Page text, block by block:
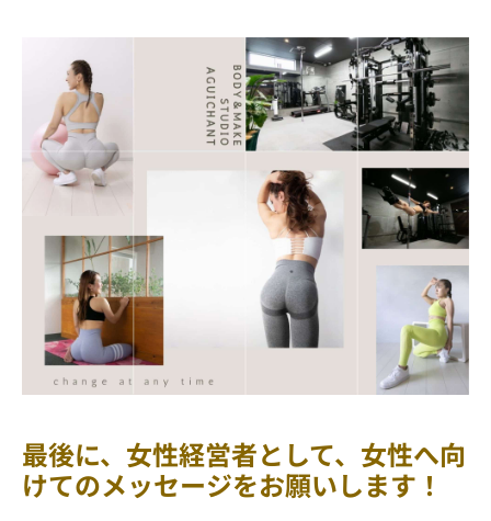
最後に、女性経営者として、女性へ向
けてのメッセージをお願いします！